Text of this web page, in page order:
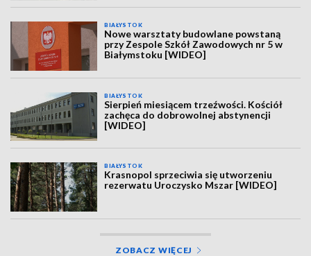
BIAŁYSTOK
Nowe warsztaty budowlane powstaną
przy Zespole Szkół Zawodowych nr 5 w
Białymstoku [WIDEO]
BIAŁYSTOK
Sierpień miesiącem trzeźwości. Kościół
zachęca do dobrowolnej abstynencji
[WIDEO]
BIAŁYSTOK
Krasnopol sprzeciwia się utworzeniu
rezerwatu Uroczysko Mszar [WIDEO]
ZOBACZ WIĘCEJ